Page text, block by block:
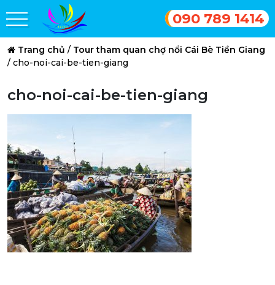
090 789 1414
Trang chủ / Tour tham quan chợ nổi Cái Bè Tiền Giang
/ cho-noi-cai-be-tien-giang
cho-noi-cai-be-tien-giang